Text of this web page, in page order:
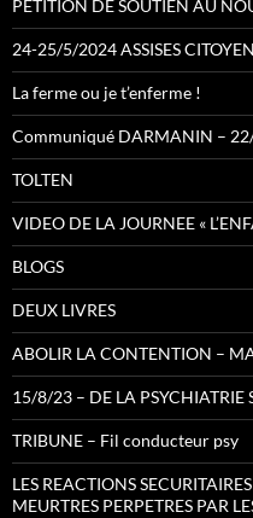
PETITION DE SOUTIEN AU
24-25/5/2024 ASSISES
La ferme ou je t’enferme !
Communiqué DARMANIN –
TOLTEN
VIDEO DE LA JOURNEE «
BLOGS
DEUX LIVRES
ABOLIR LA CONTENTION –
15/8/23 – DE LA PSYCHIATRIE
TRIBUNE – Fil conducteur psy
LES REACTIONS
MEURTRES PERPETRES PAR